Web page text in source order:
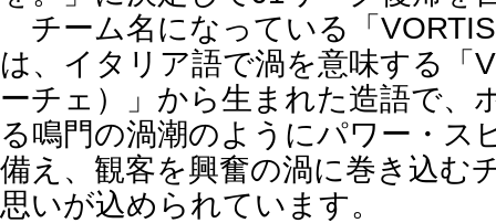
チーム名になっている「
は、イタリア語で渦を意味する「
ーチェ）」から生まれた造語で、
る鳴門の渦潮のようにパワー・ス
備え、観客を興奮の渦に巻き込む
思いが込められています。